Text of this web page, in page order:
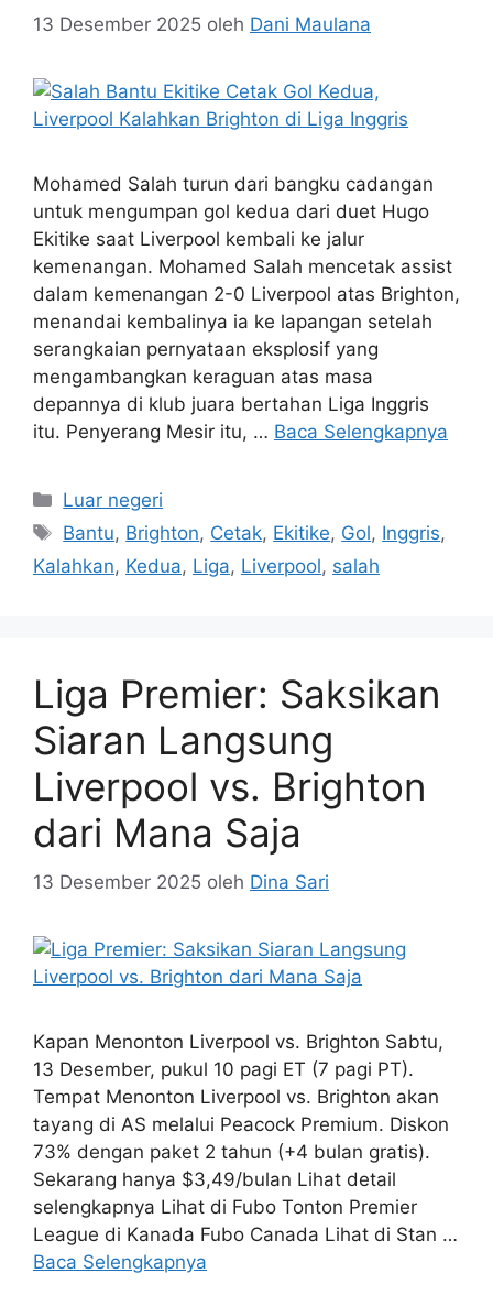
13 Desember 2025 oleh Dani Maulana
Mohamed Salah turun dari bangku cadangan
untuk mengumpan gol kedua dari duet Hugo
Ekitike saat Liverpool kembali ke jalur
kemenangan. Mohamed Salah mencetak assist
dalam kemenangan 2-0 Liverpool atas Brighton,
menandai kembalinya ia ke lapangan setelah
serangkaian pernyataan eksplosif yang
mengambangkan keraguan atas masa
depannya di klub juara bertahan Liga Inggris
itu. Penyerang Mesir itu, … Baca Selengkapnya
Kategori
Luar negeri
Tag
Bantu, Brighton, Cetak, Ekitike, Gol, Inggris,
Kalahkan, Kedua, Liga, Liverpool, salah
Liga Premier: Saksikan
Siaran Langsung
Liverpool vs. Brighton
dari Mana Saja
13 Desember 2025 oleh Dina Sari
Kapan Menonton Liverpool vs. Brighton Sabtu,
13 Desember, pukul 10 pagi ET (7 pagi PT).
Tempat Menonton Liverpool vs. Brighton akan
tayang di AS melalui Peacock Premium. Diskon
73% dengan paket 2 tahun (+4 bulan gratis).
Sekarang hanya $3,49/bulan Lihat detail
selengkapnya Lihat di Fubo Tonton Premier
League di Kanada Fubo Canada Lihat di Stan …
Baca Selengkapnya